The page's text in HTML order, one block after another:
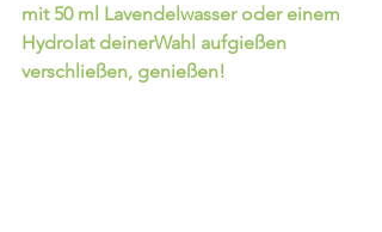
mit 50 ml Lavendelwasser oder einem
Hydrolat deinerWahl aufgießen
verschließen, genießen!